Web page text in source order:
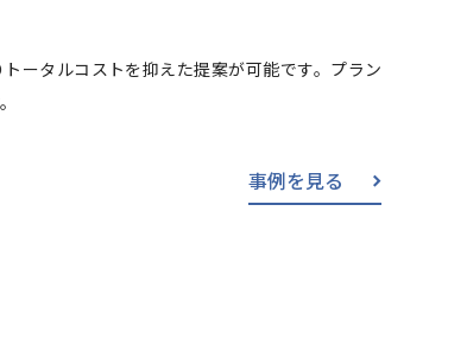
ータルコストを抑えた提案が可能です。プラン
事例を見る